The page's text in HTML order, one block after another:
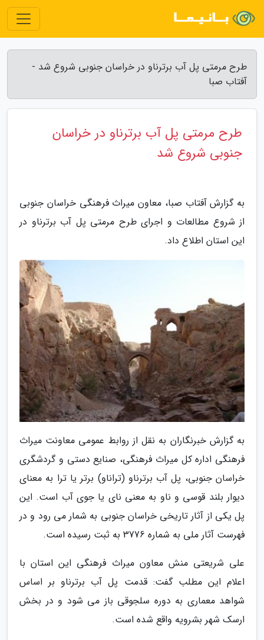
طرح مرمتی پل آب برترناو در خراسان جنوبی شروع شد -
آفتاب صبا
طرح مرمتی پل آب برترناو در خراسان
جنوبی شروع شد
به گزارش آفتاب صبا، معاون میراث فرهنگی خراسان جنوبی
از شروع مطالعات و اجرای طرح مرمتی پل آب برترناو در
این استان اطلاع داد.
به گزارش خبرنگاران به نقل از روابط عمومی معاونت میراث
فرهنگی اداره کل میراث فرهنگی، صنایع دستی و گردشگری
خراسان جنوبی، پل آب برترناو (تراناو) برتر یا ترا به معنای
دیوار بلند قوسی و ناو به معنی نای یا جوی آب است. این
پل یکی از آثار تاریخی خراسان جنوبی به شمار می رود و در
فهرست آثار ملی به شماره 3776 به ثبت رسیده است.
علی شریعتی منش معاون میراث فرهنگی این استان با
اعلام این مطلب گفت: قدمت پل آب برترناو بر اساس
شواهد معماری به دوره سلجوقی باز می شود و در بخش
ارسک شهر بشرویه واقع شده است.